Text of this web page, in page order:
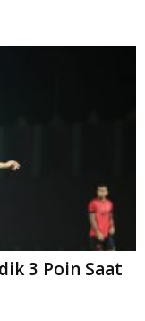
3 Poin Saat